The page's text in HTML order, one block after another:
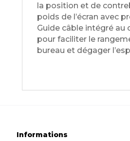
la position et de
poids de l’écran avec
Guide câble intégré au
pour faciliter le
bureau et dégager
Informations